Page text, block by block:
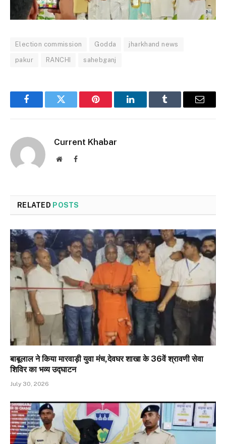
Election commission Godda jharkhand news
pakur RANCHI sahebganj
FacebookTwitter Pinterest LinkedInTumblr Email
Current Khabar
WebsiteFacebook
RELATED POSTS
बाबूलाल ने किया मारवाड़ी युवा मंच,देवघर शाखा के 36वें श्रावणी सेवा
शिविर का भव्य उद्घाटन
July 30, 2026